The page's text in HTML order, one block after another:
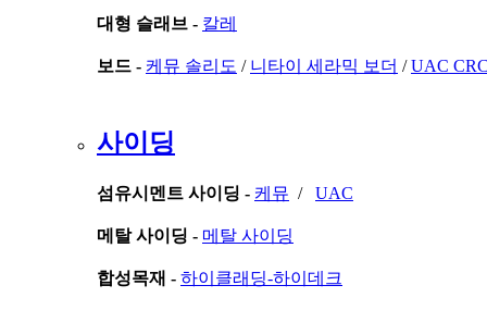
대형 슬래브 - 칼레
보드 - 케뮤 솔리도 / 니타이 세라믹 보더 /UAC
사이딩
섬유시멘트 사이딩 - 케뮤 / UAC
메탈 사이딩 - 메탈 사이딩
합성목재 - 하이클래딩-하이데크